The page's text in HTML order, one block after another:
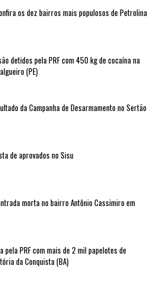
os dez bairros mais populosos de Petrolina
detidos pela PRF com 450 kg de cocaína na
(PE)
da Campanha de Desarmamento no Sertão
de aprovados no Sisu
morta no bairro Antônio Cassimiro em
pela PRF com mais de 2 mil papelotes de
da Conquista (BA)